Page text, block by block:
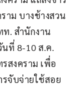
าม บางช้างสวน
. สำนักงาน
ที่ 8-10 ส.ค.
สงคราม เพื่อ
รจับจ่ายใช้สอย